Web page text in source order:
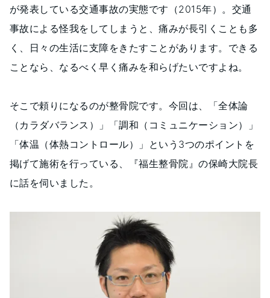
が発表している交通事故の実態です（2015年）。交通
事故による怪我をしてしまうと、痛みが長引くことも多
く、日々の生活に支障をきたすことがあります。できる
ことなら、なるべく早く痛みを和らげたいですよね。
そこで頼りになるのが整骨院です。今回は、「全体論
（カラダバランス）」「調和（コミュニケーション）」
「体温（体熱コントロール）」という3つのポイントを
掲げて施術を行っている、『福生整骨院』の保崎大院長
に話を伺いました。